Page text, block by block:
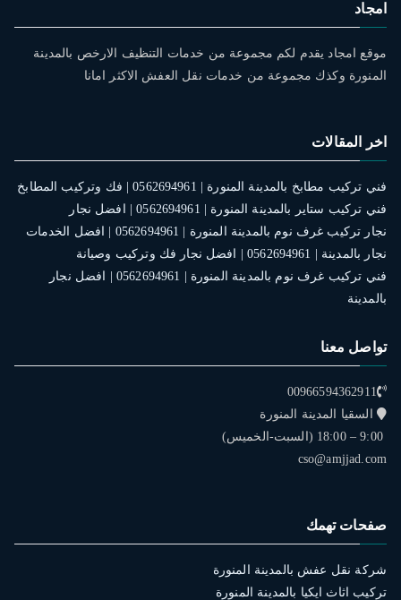
امجاد
موقع امجاد يقدم لكم مجموعة من خدمات التنظيف الارخص بالمدينة
المنورة وكذك مجموعة من خدمات نقل العفش الاكثر امانا
اخر المقالات
فني تركيب مطابخ بالمدينة المنورة | 0562694961 | فك وتركيب المطابخ
فني تركيب ستاير بالمدينة المنورة | 0562694961 | افضل نجار
نجار تركيب غرف نوم بالمدينة المنورة | 0562694961 | افضل الخدمات
نجار بالمدينة | 0562694961 | افضل نجار فك وتركيب وصيانة
فني تركيب غرف نوم بالمدينة المنورة | 0562694961 | افضل نجار
بالمدينة
تواصل معنا
00966594362911
السقيا المدينة المنورة
9:00 – 18:00 (السبت-الخميس)
cso@amjjad.com
صفحات تهمك
شركة نقل عفش بالمدينة المنورة
تركيب اثاث ايكيا بالمدينة المنورة